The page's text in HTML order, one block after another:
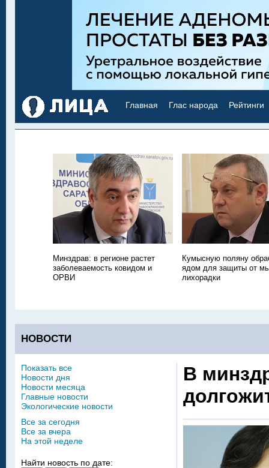
Главная Глас народа Рейтинги
Минздрав: в регионе растет
заболеваемость ковидом и
ОРВИ
Кумысную поляну
ядом для защиты от
лихорадки
НОВОСТИ
В
Показать все
Новости дня
Новости месяца
Главные новости
Экологические новости
Все за сегодня
Все за вчера
На этой неделе
Найти новость по дате: